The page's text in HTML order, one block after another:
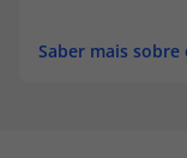
Saber mais sobre